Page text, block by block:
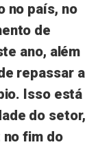
no país, no
de
ano, além
repassar a
Isso está
do setor,
no fim do